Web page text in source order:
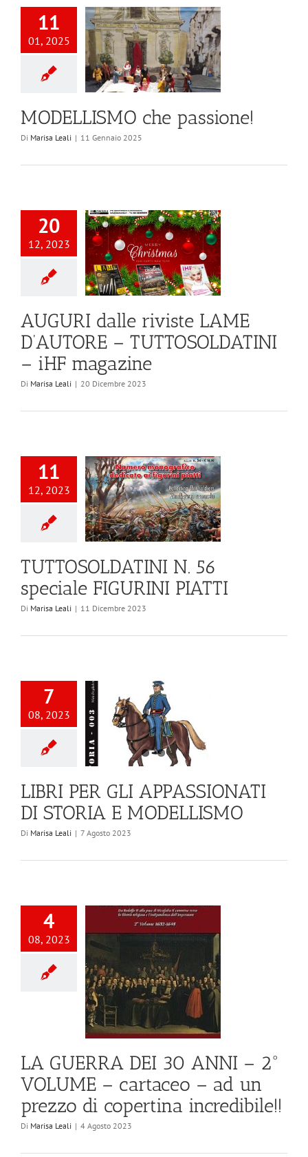
11
01, 2025
MODELLISMO che passione!
Di Marisa Leali | 11 Gennaio 2025
20
12, 2023
AUGURI dalle riviste LAME
D’AUTORE – TUTTOSOLDATINI
– iHF magazine
Di Marisa Leali | 20 Dicembre 2023
11
12, 2023
TUTTOSOLDATINI N. 56
speciale FIGURINI PIATTI
Di Marisa Leali | 11 Dicembre 2023
7
08, 2023
LIBRI PER GLI APPASSIONATI
DI STORIA E MODELLISMO
Di Marisa Leali | 7 Agosto 2023
4
08, 2023
LA GUERRA DEI 30 ANNI – 2°
VOLUME – cartaceo – ad un
prezzo di copertina incredibile!!
Di Marisa Leali | 4 Agosto 2023